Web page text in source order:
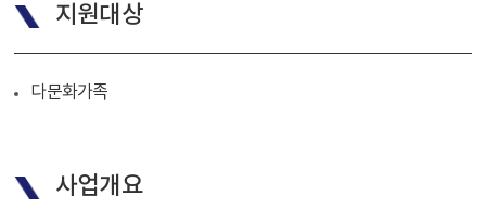
지원대상
다문화가족
사업개요